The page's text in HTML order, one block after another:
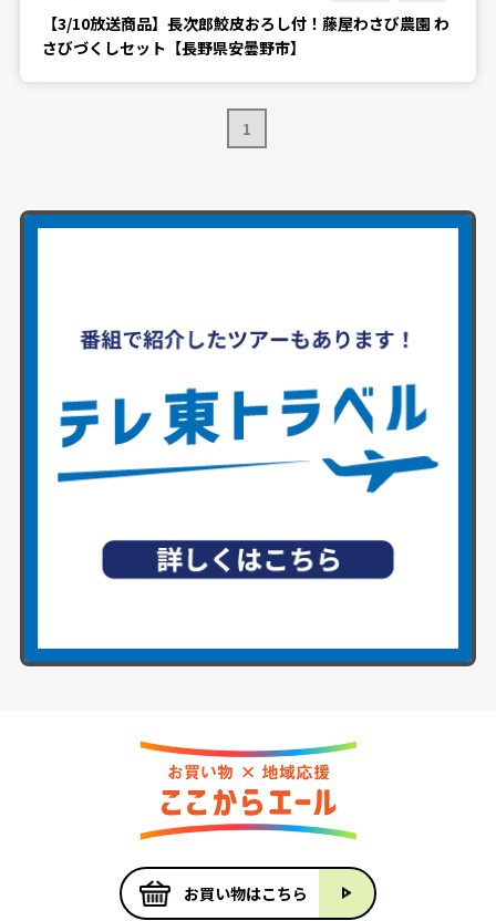
【3/10放送商品】長次郎鮫皮おろし付！藤屋わさび農園 わ
さびづくしセット【長野県安曇野市】
1
お買い物はこちら